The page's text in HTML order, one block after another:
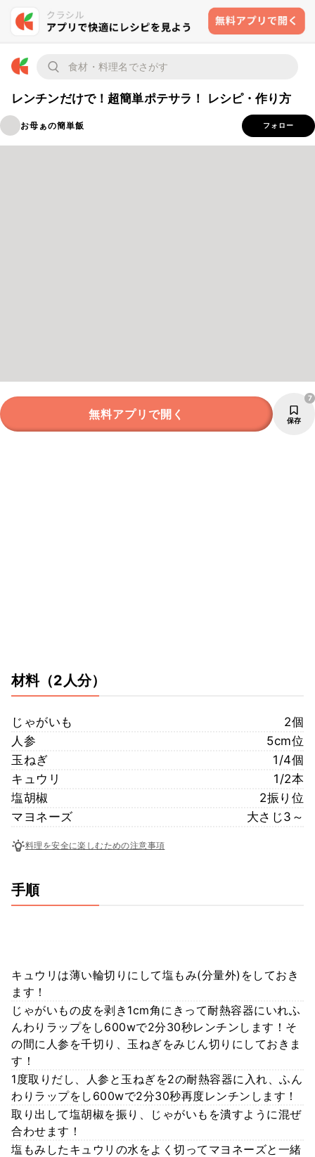
レンチンだけで！超簡単ポテサラ！ レシピ・作り方
お母ぁの簡単飯 フォロー
無料アプリで開く 保存
7
材料（2人分）
じゃがいも
2個
人参
5cm位
玉ねぎ
1/4個
キュウリ
1/2本
塩胡椒
2振り位
マヨネーズ
大さじ3～
料理を安全に楽しむための注意事項
手順
キュウリは薄い輪切りにして塩もみ(分量外)をしておき
ます！
じゃがいもの皮を剥き1cm角にきって耐熱容器にいれふ
んわりラップをし600wで2分30秒レンチンします！そ
の間に人参を千切り、玉ねぎをみじん切りにしておきま
す！
1度取りだし、人参と玉ねぎを2の耐熱容器に入れ、ふん
わりラップをし600wで2分30秒再度レンチンします！
取り出して塩胡椒を振り、じゃがいもを潰すように混ぜ
合わせます！
塩もみしたキュウリの水をよく切ってマヨネーズと一緒